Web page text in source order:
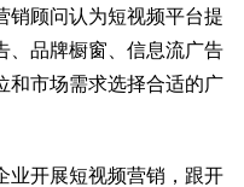
销顾问认为短视频平台提
、品牌橱窗、信息流广告
和市场需求选择合适的广
业开展短视频营销，跟开